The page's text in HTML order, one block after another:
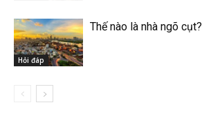
Hỏi đáp
Thế nào là nhà ngõ cụt?